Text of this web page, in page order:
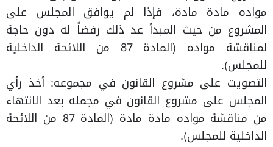
مواده مادة مادة، فإذا لم يوافق المجلس على
المشروع من حيث المبدأ عد ذلك رفضاً له دون حاجة
لمناقشة مواده (المادة 87 من اللائحة الداخلية
للمجلس).
التصويت على مشروع القانون في مجموعه: أخذ رأي
المجلس على مشروع القانون في مجمله بعد الانتهاء
من مناقشة مواده مادة مادة (المادة 87 من اللائحة
الداخلية للمجلس).